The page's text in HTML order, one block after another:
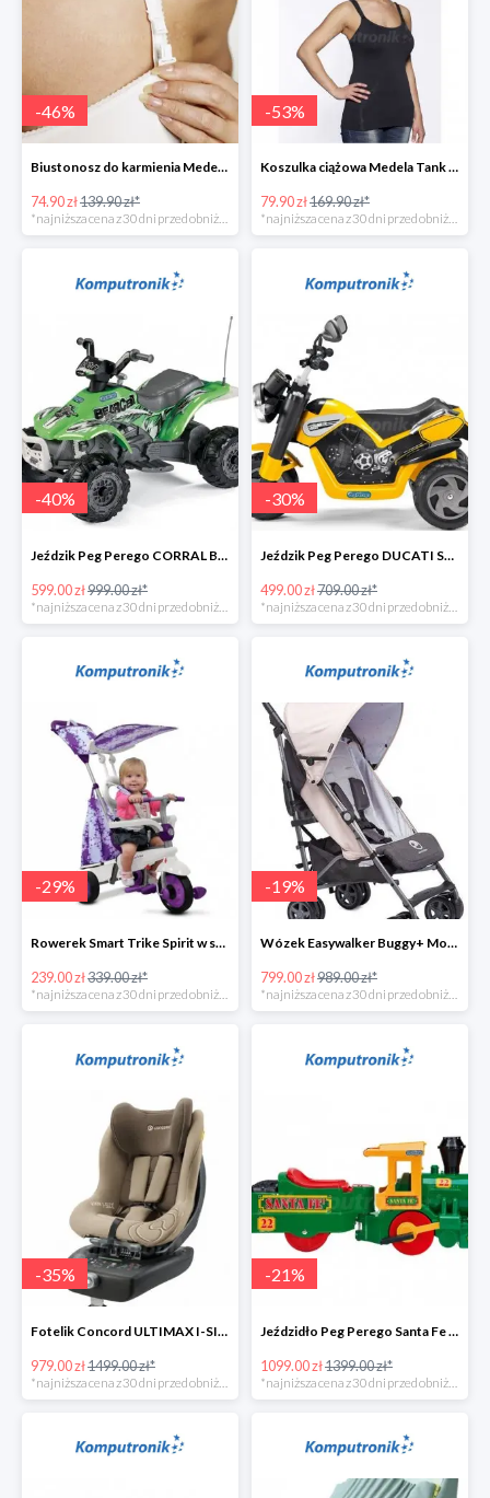
-46%
Biustonosz do karmienia Medela EVA w super cenie
74.90 zł139.90 zł*
*najniższa cena z 30 dni przed obniżką
-53%
Koszulka ciążowa Medela Tank Top w super cenie
79.90 zł169.90 zł*
*najniższa cena z 30 dni przed obniżką
-40%
Jeździk Peg Perego CORRAL BEARCAT w super cenie
599.00 zł999.00 zł*
-30%
Jeździk Peg Perego DUCATI SCRAMBLER w super cenie
499.00 zł709.00 zł*
-29%
Rowerek Smart Trike Spirit w super cenie
239.00 zł339.00 zł*
*najniższa cena z 30 dni przed obniżką
-19%
Wózek Easywalker Buggy+ Monaco Apero w super cenie
799.00 zł989.00 zł*
*najniższa cena z 30 dni przed obniżką
-35%
Fotelik Concord ULTIMAX I-SIZE w super cenie
979.00 zł1499.00 zł*
-21%
Jeździdło Peg Perego Santa Fe Train
1099.00 zł1399.00 zł*